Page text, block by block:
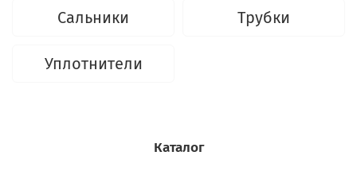
Сальники Трубки
Уплотнители
Каталог